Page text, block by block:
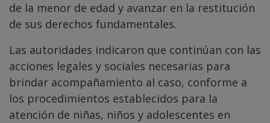
de la menor de edad y avanzar en la restitución
de sus derechos fundamentales.
Las autoridades indicaron que continúan con las
acciones legales y sociales necesarias para
brindar acompañamiento al caso, conforme a
los procedimientos establecidos para la
atención de niñas, niños y adolescentes en